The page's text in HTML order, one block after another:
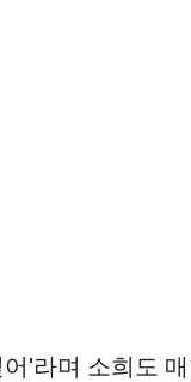
'라며 소희도